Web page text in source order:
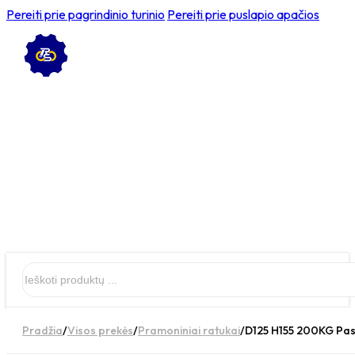
Pereiti prie pagrindinio turinio Pereiti prie puslapio apačios
Pradžia/Visos prekės/Pramoniniai ratukai/D125 H155 200KG